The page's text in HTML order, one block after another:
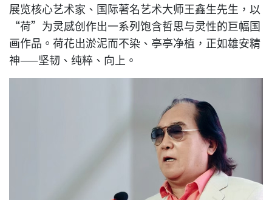
展览核心艺术家、国际著名艺术大师王鑫生先生，以
“荷”为灵感创作出一系列饱含哲思与灵性的巨幅国
画作品。荷花出淤泥而不染、亭亭净植，正如雄安精
神——坚韧、纯粹、向上。